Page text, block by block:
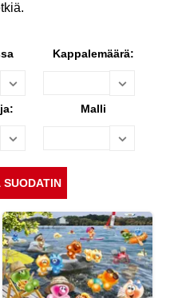
Kappalemäärä:
Malli